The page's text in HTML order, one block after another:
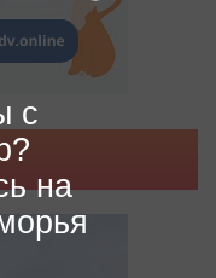
с
на